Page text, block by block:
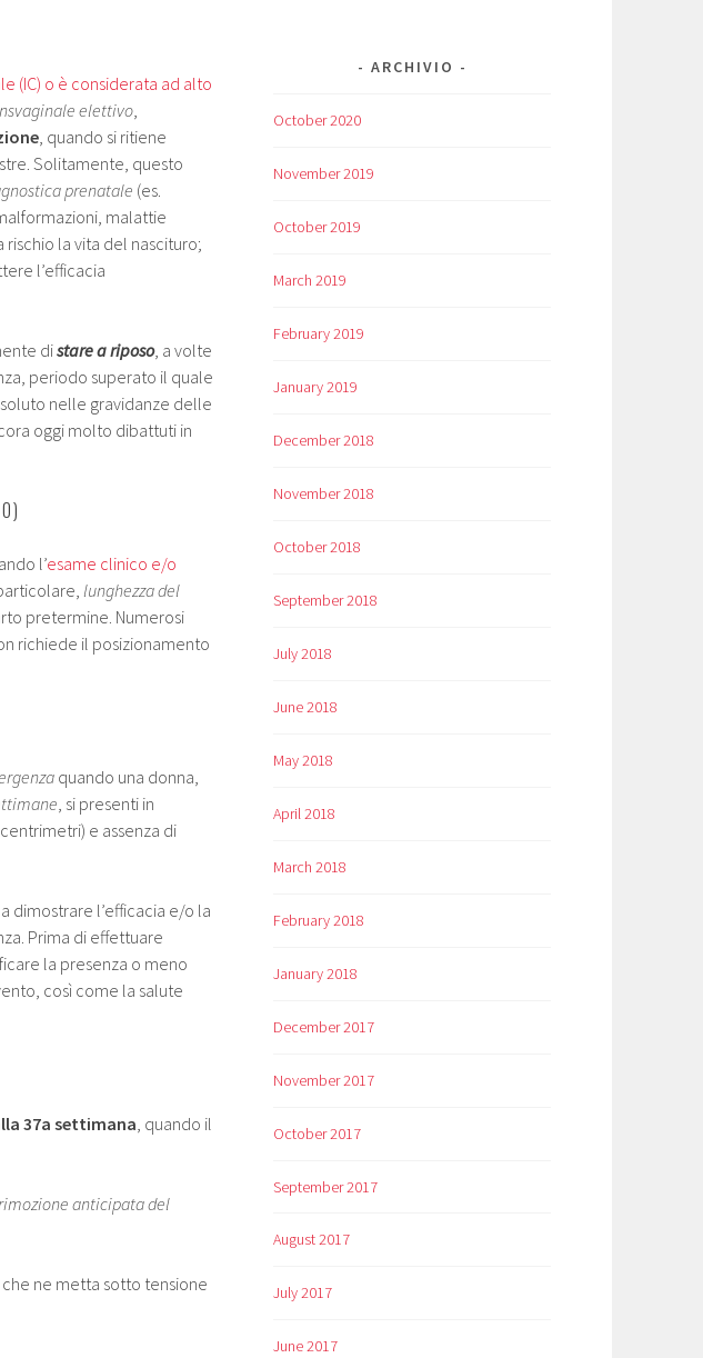
(IC) o è considerata ad alto
elettivo,
, quando si ritiene
Solitamente, questo
prenatale (es.
malattie
la vita del nascituro;
l’efficacia
distare a riposo, a volte
periodo superato il quale
nelle gravidanze delle
oggi molto dibattuti in
l’esame clinico e/o
lunghezza del
pretermine. Numerosi
richiede il posizionamento
quando una donna,
, si presenti in
e assenza di
dimostrare l’efficacia e/o la
Prima di effettuare
la presenza o meno
così come la salute
37a settimana, quando il
anticipata del
ne metta sotto tensione
ARCHIVIO
October 2020
November 2019
October 2019
March 2019
February 2019
January 2019
December 2018
November 2018
October 2018
September 2018
July 2018
June 2018
May 2018
April 2018
March 2018
February 2018
January 2018
December 2017
November 2017
October 2017
September 2017
August 2017
July 2017
June 2017